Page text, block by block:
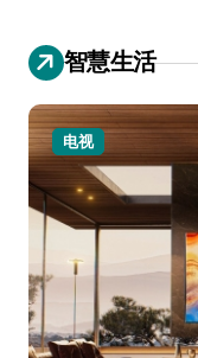
智慧生活
电视